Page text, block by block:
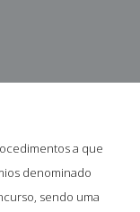
a que
denominado
sendo uma